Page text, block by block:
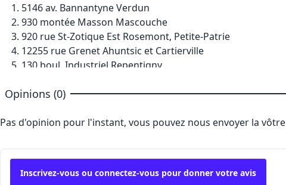
5146 av. Bannantyne Verdun
930 montée Masson Mascouche
920 rue St-Zotique Est Rosemont, Petite-Patrie
12255 rue Grenet Ahuntsic et Cartierville
130 boul. Industriel Repentigny
1277 boul. Shevchenko LaSalle
Opinions (0)
Pas d'opinion pour l'instant, vous pouvez nous envoyer la vôtre
Inscrivez-vous ou connectez-vous pour donner votre avis